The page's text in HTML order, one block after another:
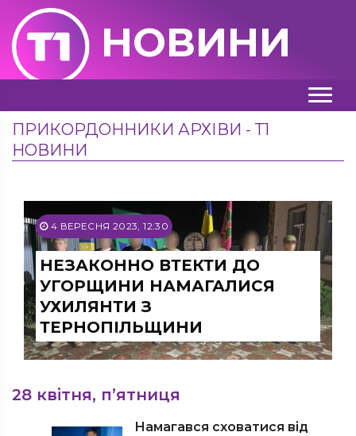
НОВИНИ
ПРИКОРДОННИКИ АРХІВИ - Т1
НОВИНИ
4 ВЕРЕСНЯ 2023, 12:30
НЕЗАКОННО ВТЕКТИ ДО
УГОРЩИНИ НАМАГАЛИСЯ
УХИЛЯНТИ З
ТЕРНОПІЛЬЩИНИ
28 квітня, п’ятниця
Намагався сховатися від